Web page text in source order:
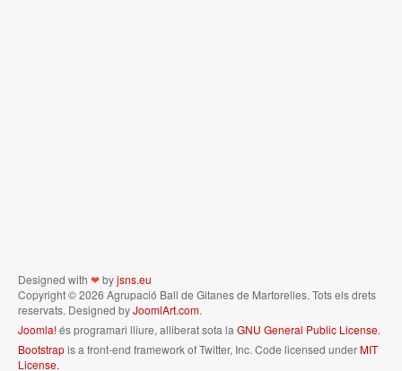
Designed with ❤byjsns.eu
Copyright © 2026 Agrupació Ball de Gitanes de Martorelles. Tots els drets
reservats. Designed byJoomlArt.com.
Joomla!és programari lliure, alliberat sota la GNU General Public License.
Bootstrapis a front-end framework of Twitter, Inc. Code licensed underMIT
License.